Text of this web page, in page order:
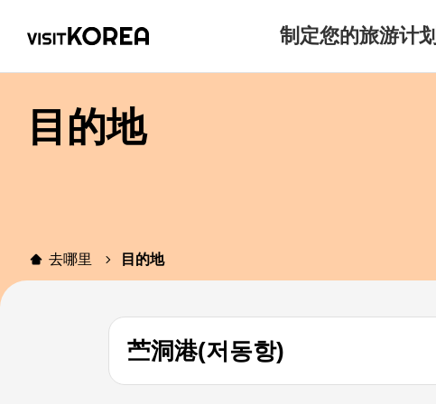
制定您的旅游计划
目的地
去哪里 目的地
苎洞港(저동항)